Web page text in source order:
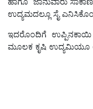
ಉದ್ಯಮದಲ್ಲೂ ಸೈ
ಇದರೊಂದಿಗೆ ಉಪ್ಪಿನಕಾಯಿ
ಮೂಲಕ ಕೃಷಿ ಉದ್ಯಮಿಯೂ